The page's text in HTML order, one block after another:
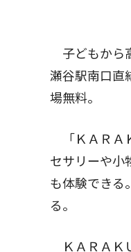
子どもから
瀬谷駅南口直
場無料。
「ＫＡＲＡ
セサリーや小
も体験できる
る。
ＫＡＲＡＫ